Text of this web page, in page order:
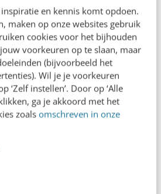
en kennis komt opdoen.
maken op onze websites gebruik
cookies voor het bijhouden
voorkeuren op te slaan, maar
(bijvoorbeeld het
Wil je je voorkeuren
‘Zelf instellen’. Door op ‘Alle
ga je akkoord met het
zoals omschreven in onze
scoren, focussen we op
en resultaten. Niet voor niets
aantal opdrachtgevers al
jubileum dat ook een aantal
halen.
over de aanpak van
op met Arco
02.